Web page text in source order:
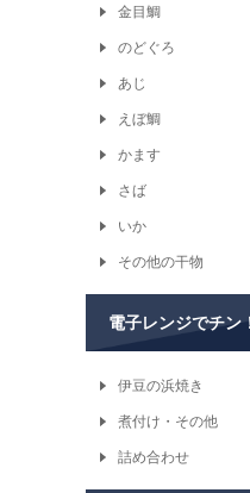
金目鯛
のどぐろ
あじ
えぼ鯛
かます
さば
いか
その他の干物
電子レンジでチン
伊豆の浜焼き
煮付け・その他
詰め合わせ